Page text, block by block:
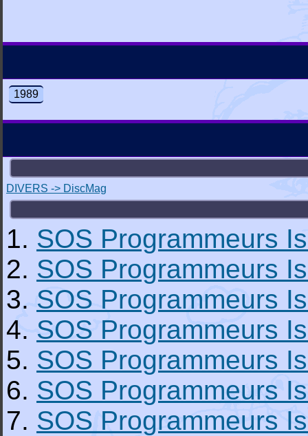
1989
DIVERS -> DiscMag
1. SOS Programmeurs
2. SOS Programmeurs
3. SOS Programmeurs
4. SOS Programmeurs
5. SOS Programmeurs
6. SOS Programmeurs
7. SOS Programmeurs